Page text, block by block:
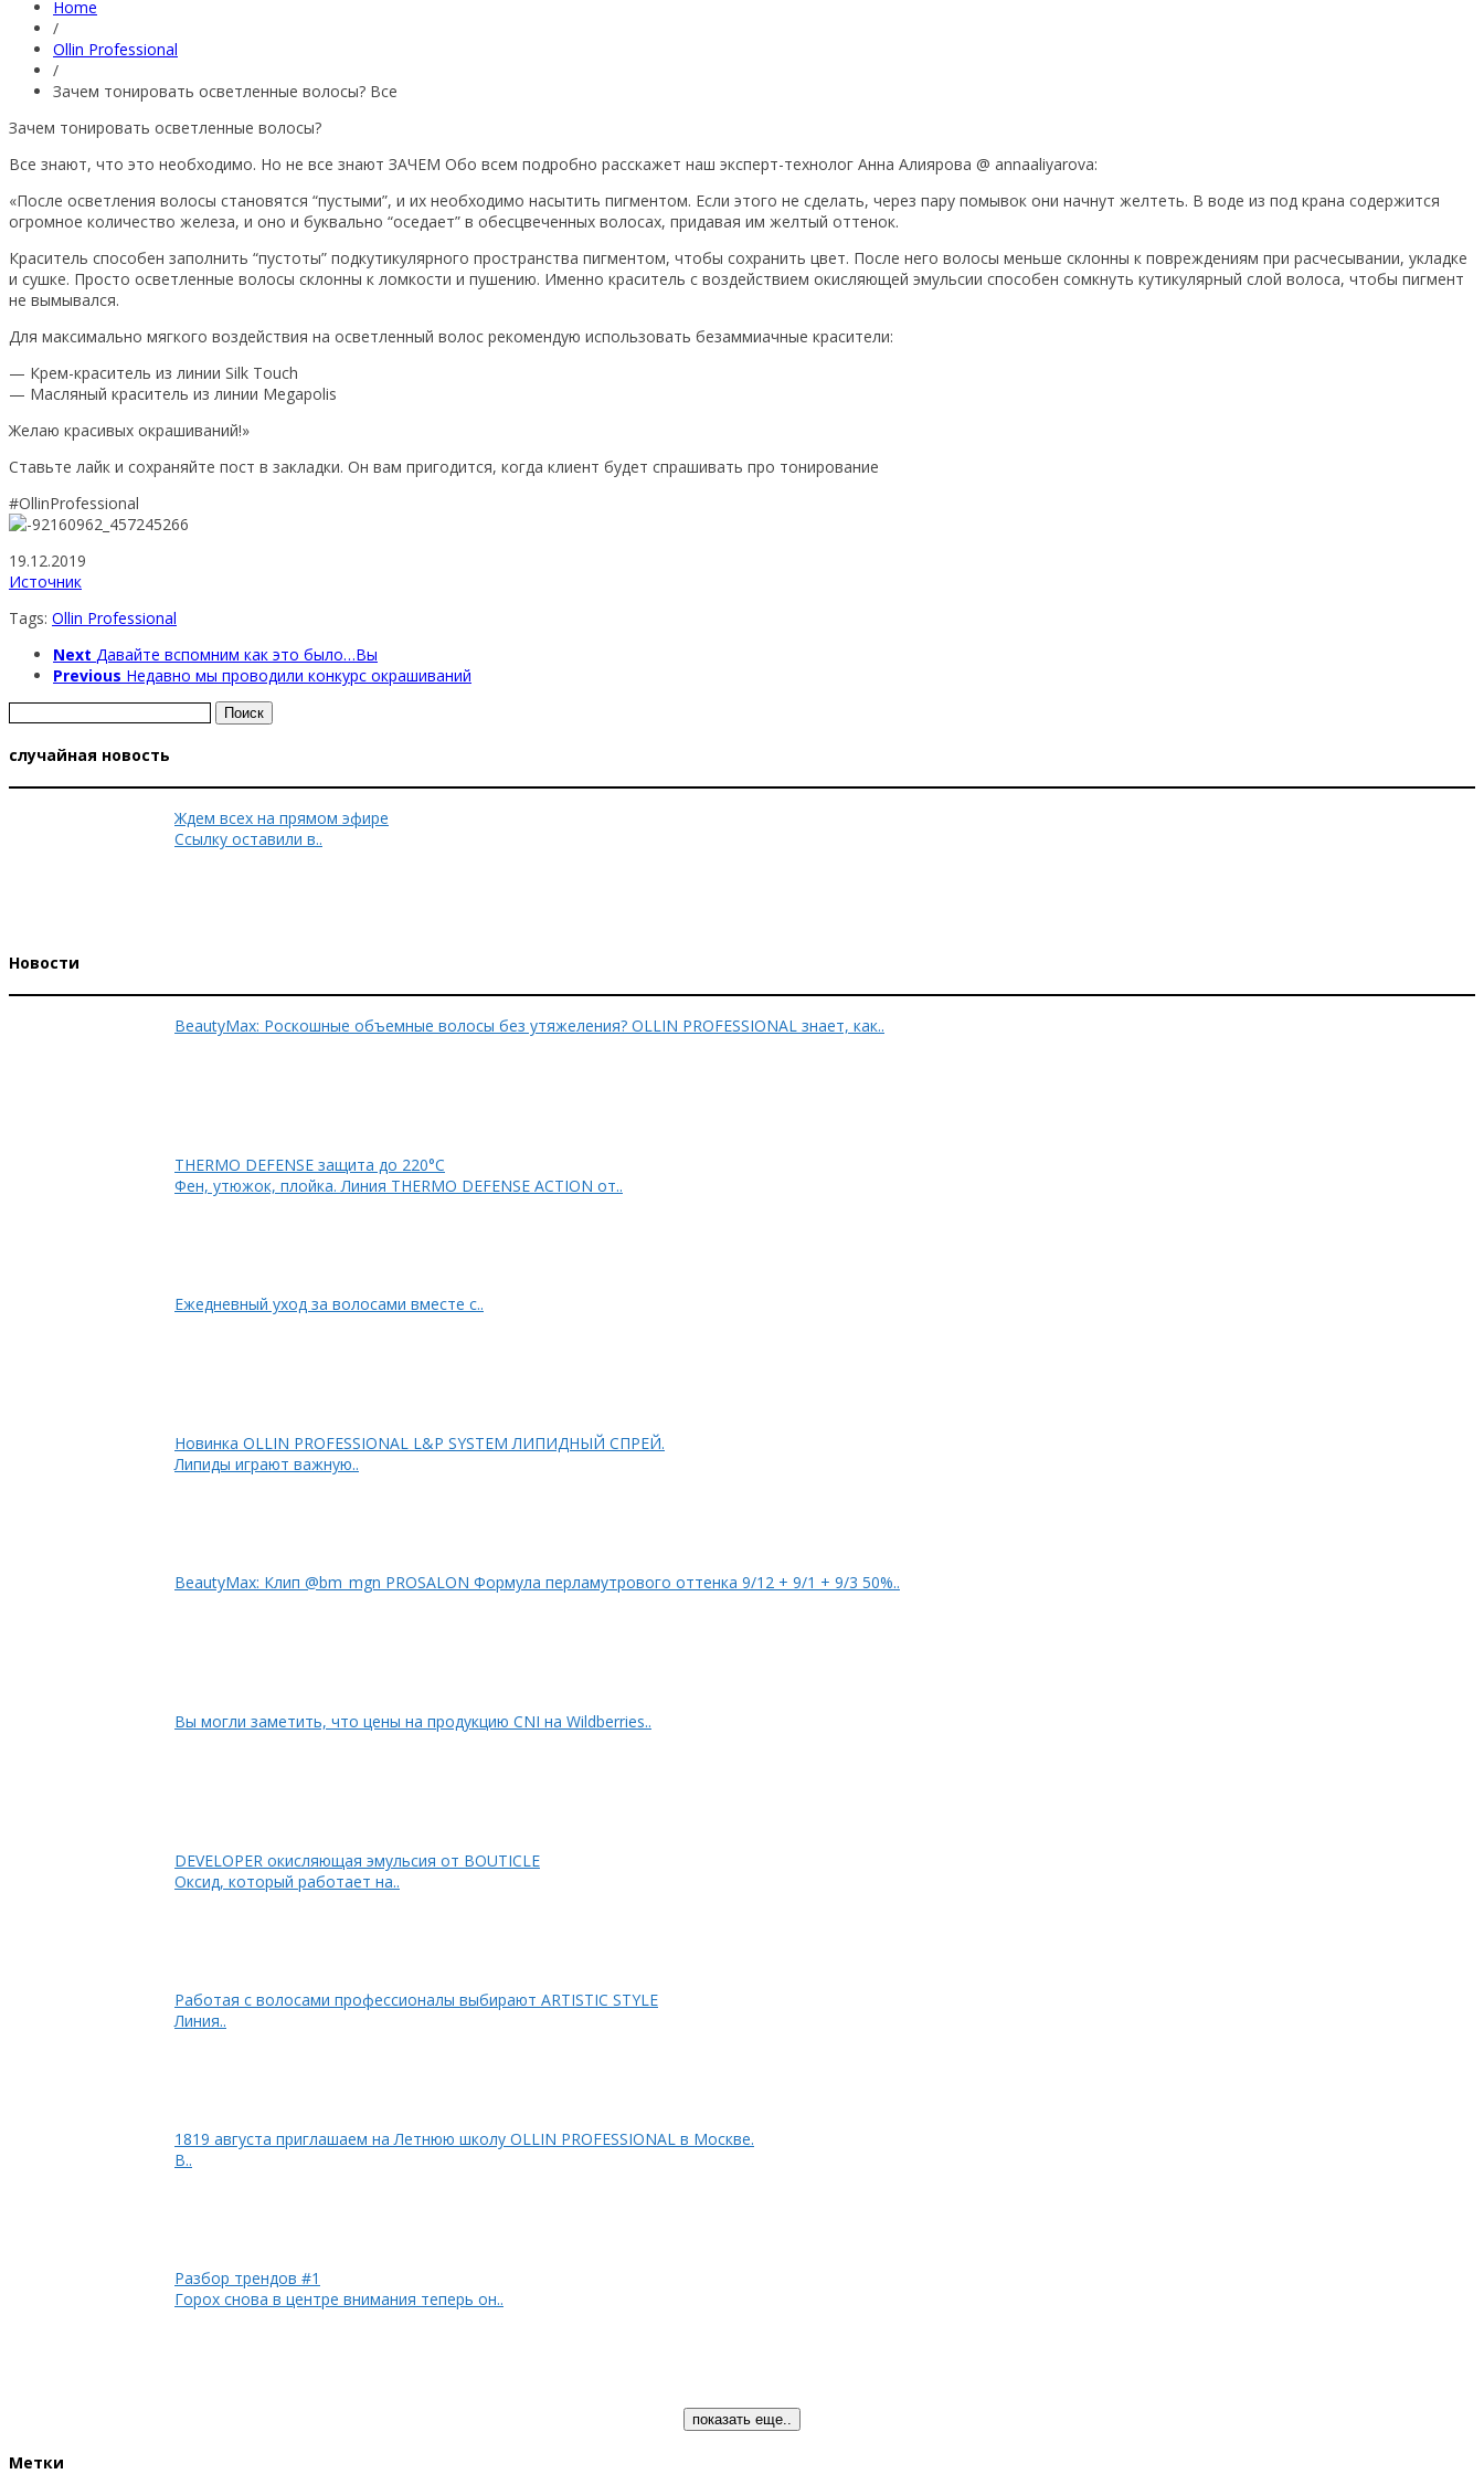
Home
/
Ollin Professional
/
Зачем тонировать осветленные волосы? Все
Зачем тонировать осветленные волосы?
Все знают, что это необходимо. Но не все знают ЗАЧЕМ Обо всем подробно расскажет наш эксперт-технолог Анна Алиярова @ annaaliyarova:
«После осветления волосы становятся “пустыми”, и их необходимо насытить пигментом. Если этого не сделать, через пару помывок они начнут желтеть. В воде из под крана содержится
огромное количество железа, и оно и буквально “оседает” в обесцвеченных волосах, придавая им желтый оттенок.
Краситель способен заполнить “пустоты” подкутикулярного пространства пигментом, чтобы сохранить цвет. После него волосы меньше склонны к повреждениям при расчесывании, укладке
и сушке. Просто осветленные волосы склонны к ломкости и пушению. Именно краситель с воздействием окисляющей эмульсии способен сомкнуть кутикулярный слой волоса, чтобы пигмент
не вымывался.
Для максимально мягкого воздействия на осветленный волос рекомендую использовать безаммиачные красители:
— Крем-краситель из линии Silk Touch
— Масляный краситель из линии Megapolis
Желаю красивых окрашиваний!»
Ставьте лайк и сохраняйте пост в закладки. Он вам пригодится, когда клиент будет спрашивать про тонирование
#OllinProfessional
19.12.2019
Источник
Tags: Ollin Professional
Next Давайте вспомним как это было…Вы
Previous Недавно мы проводили конкурс окрашиваний
Найти:
случайная новость
Ждем всех на прямом эфире
Ссылку оставили в..
Новости
BeautyMax: Роскошные объемные волосы без утяжеления? OLLIN PROFESSIONAL знает, как..
THERMO DEFENSE защита до 220°C
Фен, утюжок, плойка. Линия THERMO DEFENSE ACTION от..
Ежедневный уход за волосами вместе с..
Новинка OLLIN PROFESSIONAL L&P SYSTEM ЛИПИДНЫЙ СПРЕЙ.
Липиды играют важную..
BeautyMax: Клип @bm_mgn PROSALON Формула перламутрового оттенка 9/12 + 9/1 + 9/3 50%..
Вы могли заметить, что цены на продукцию CNI на Wildberries..
DEVELOPER окисляющая эмульсия от BOUTICLE
Оксид, который работает на..
Работая с волосами профессионалы выбирают ARTISTIC STYLE
Линия..
1819 августа приглашаем на Летнюю школу OLLIN PROFESSIONAL в Москве.
В..
Разбор трендов #1
Горох снова в центре внимания теперь он..
показать еще..
Метки